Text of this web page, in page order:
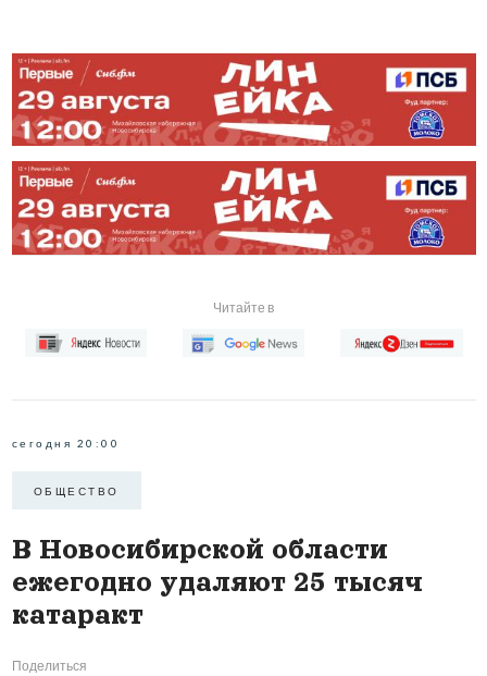
Читайте в
сегодня 20:00
ОБЩЕСТВО
В Новосибирской области
ежегодно удаляют 25 тысяч
катаракт
Поделиться